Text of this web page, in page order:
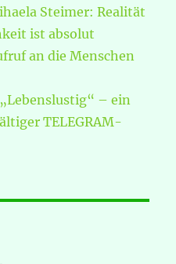
Steimer: Realität
ist absolut
an die Menschen
„Lebenslustig“ – ein
TELEGRAM-